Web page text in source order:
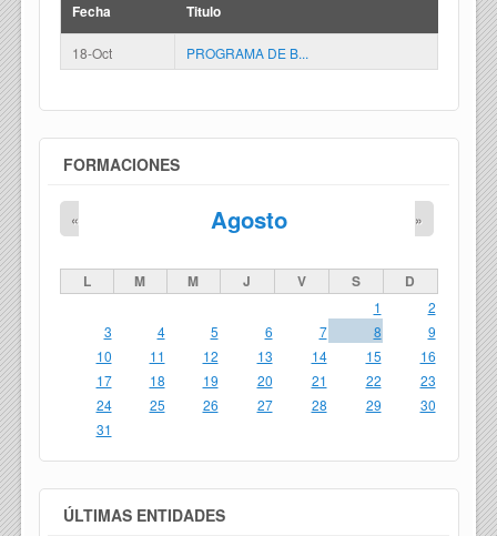
Fecha Titulo
18-Oct PROGRAMA DE B...
FORMACIONES
Agosto
« »
L M M J V S D
1
2
3
4 5 6 7 8
9
10
11 12 13 14 15
16
17
18 19 20 21 22
23
24
25 26 27 28 29
30
31
ÚLTIMAS ENTIDADES